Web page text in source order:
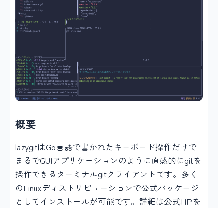
概要
lazygitはGo言語で書かれたキーボード操作だけで
まるでGUIアプリケーションのように直感的にgitを
操作できるターミナルgitクライアントです。多く
のLinuxディストリビューションで公式パッケージ
としてインストールが可能です。詳細は公式HPを